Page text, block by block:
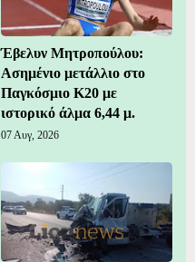
Έβελυν Μητροπούλου:
Ασημένιο μετάλλιο στο
Παγκόσμιο Κ20 με
ιστορικό άλμα 6,44 μ.
07 Αυγ, 2026